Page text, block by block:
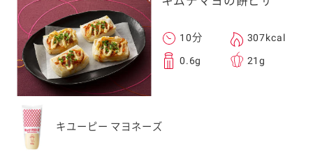
10分 307kcal
0.6g 21g
キユーピー マヨネーズ